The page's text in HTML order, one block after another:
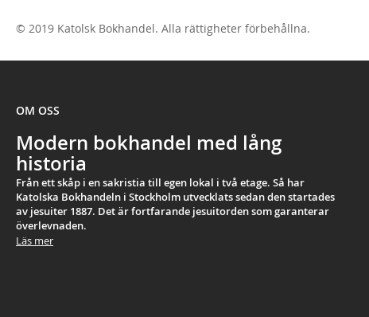
© 2019 Katolsk Bokhandel. Alla rättigheter förbehållna.
OM OSS
Modern bokhandel med lång
historia
Från ett skåp i en sakristia till egen lokal i två etage. Så har
Katolska Bokhandeln i Stockholm utvecklats sedan den startades
av jesuiter 1887. Det är fortfarande jesuitorden som garanterar
överlevnaden.
Läs mer